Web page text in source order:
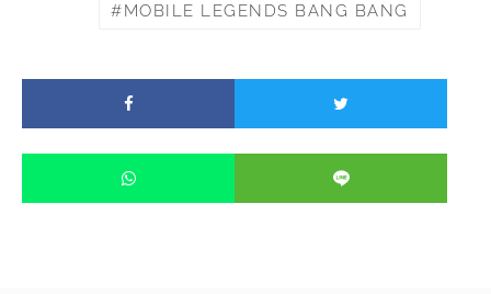
MOBILE LEGENDS BANG BANG